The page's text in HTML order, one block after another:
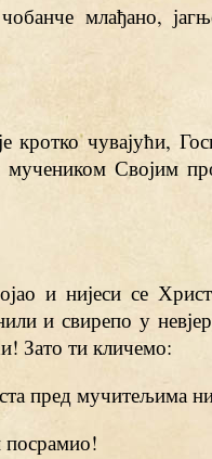
млађано,
кротко чувајући,
мучеником Својим
и нијеси се
и свирепо у
Зато ти кличемо:
пред мучитељима
посрамио!